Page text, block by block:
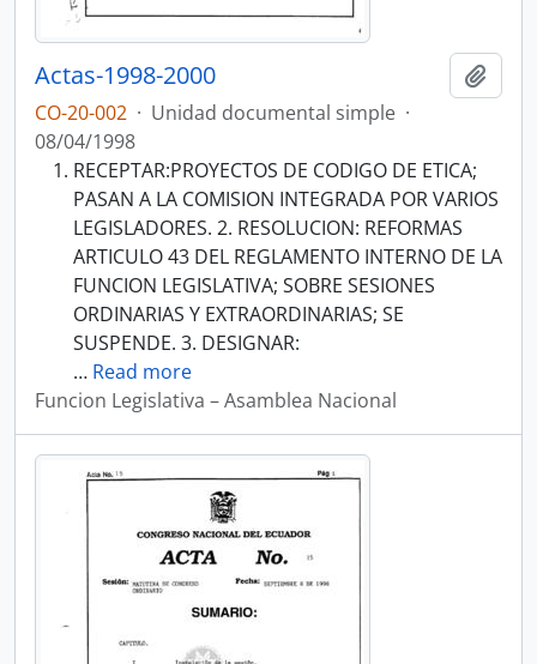
Actas-1998-2000
CO-20-002 · Unidad documental simple ·
08/04/1998
RECEPTAR:PROYECTOS DE CODIGO DE ETICA;
PASAN A LA COMISION INTEGRADA POR VARIOS
LEGISLADORES. 2. RESOLUCION: REFORMAS
ARTICULO 43 DEL REGLAMENTO INTERNO DE LA
FUNCION LEGISLATIVA; SOBRE SESIONES
ORDINARIAS Y EXTRAORDINARIAS; SE
SUSPENDE. 3. DESIGNAR:
… Read more
Funcion Legislativa – Asamblea Nacional